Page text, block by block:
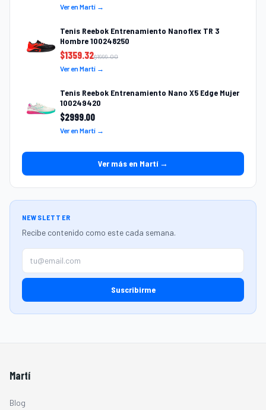
Ver en Martí →
Tenis Reebok Entrenamiento Nanoflex TR 3
Hombre 100248250
$1359.32$1999.00
Ver en Martí →
Tenis Reebok Entrenamiento Nano X5 Edge Mujer
100249420
$2999.00
Ver en Martí →
Ver más en Martí →
NEWSLETTER
Recibe contenido como este cada semana.
Suscribirme
Martí
Blog